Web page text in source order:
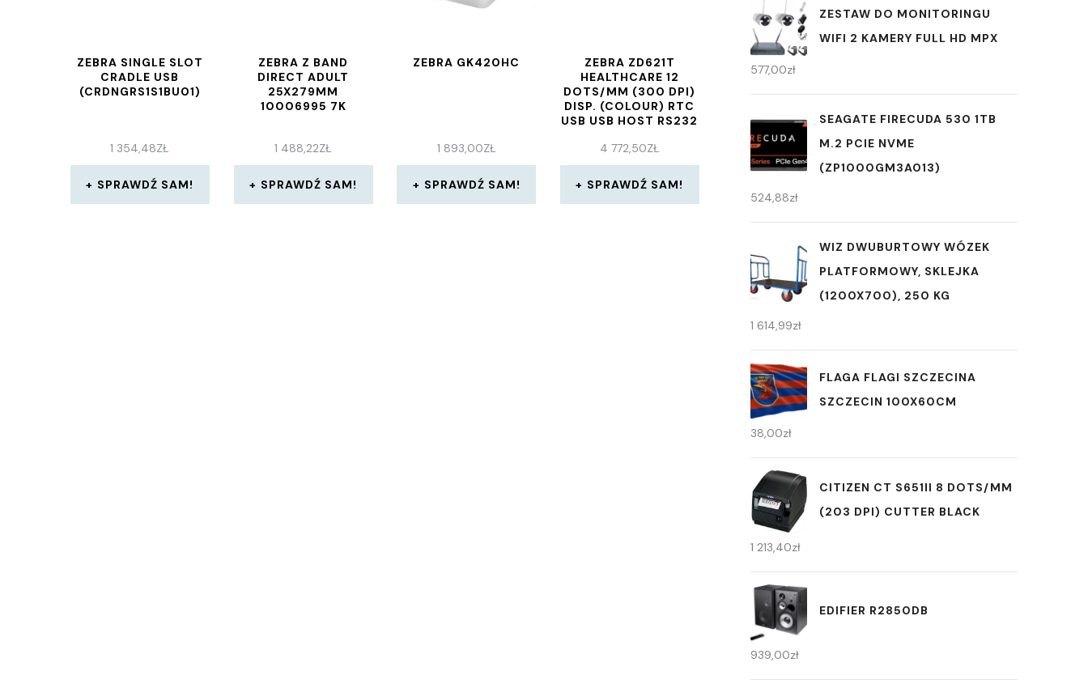
ZEBRA SINGLE SLOT
CRADLE USB
(CRDNGRS1S1BU01)
1 354,48ZŁ
SPRAWDŹ SAM!
ZEBRA Z BAND
DIRECT ADULT
25X279MM
10006995 7K
1 488,22ZŁ
SPRAWDŹ SAM!
ZEBRA GK420HC
1 893,00ZŁ
SPRAWDŹ SAM!
ZEBRA ZD621T
HEALTHCARE 12
DOTS/MM (300 DPI)
DISP. (COLOUR) RTC
USB USB HOST RS232
WHITE
(ZD6AH4330EL02EZ)
4 772,50ZŁ
SPRAWDŹ SAM!
ZESTAW DO MONITORINGU
WIFI 2 KAMERY FULL HD MPX
577,00zł
SEAGATE FIRECUDA 530 1TB
M.2 PCIE NVME
(ZP1000GM3A013)
524,88zł
WIZ DWUBURTOWY WÓZEK
PLATFORMOWY, SKLEJKA
(1200X700), 250 KG
1 614,99zł
FLAGA FLAGI SZCZECINA
SZCZECIN 100X60CM
38,00zł
CITIZEN CT S651II 8 DOTS/MM
(203 DPI) CUTTER BLACK
1 213,40zł
EDIFIER R2850DB
939,00zł